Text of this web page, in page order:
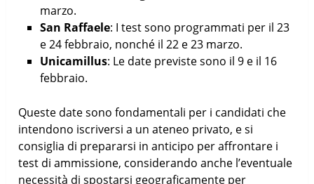
marzo.
San Raffaele: I test sono programmati per il 23
e 24 febbraio, nonché il 22 e 23 marzo.
Unicamillus: Le date previste sono il 9 e il 16
febbraio.
Queste date sono fondamentali per i candidati che
intendono iscriversi a un ateneo privato, e si
consiglia di prepararsi in anticipo per affrontare i
test di ammissione, considerando anche l’eventuale
necessità di spostarsi geograficamente per